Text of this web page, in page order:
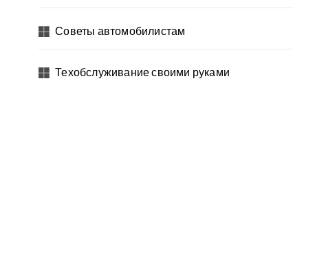
Советы автомобилистам
Техобслуживание своими руками